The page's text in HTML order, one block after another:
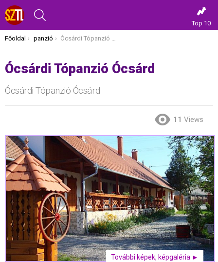
Top 10
Itt vagy most:
Főoldal panzió Ócsárdi Tópanzió Ócsárd
Ócsárdi Tópanzió Ócsárd
Ócsárdi Tópanzió Ócsárd
11 Views
További képek, képgaléria ►